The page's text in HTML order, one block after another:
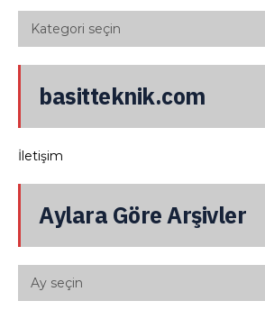
basitteknik.com
İletişim
Aylara Göre Arşivler